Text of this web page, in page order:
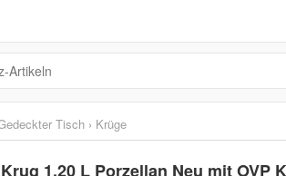
Tisch › Krüge
1,20 L Porzellan Neu mit OVP